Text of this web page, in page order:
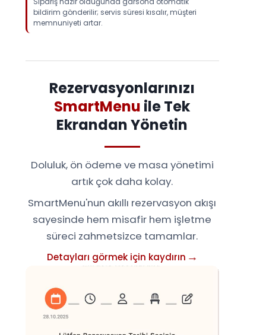
bildirim gönderilir; servis süresi kısalır, müşteri
memnuniyeti artar.
Rezervasyonlarınızı
SmartMenu ile Tek
Ekrandan Yönetin
Doluluk, ön ödeme ve masa yönetimi
artık çok daha kolay.
SmartMenu'nun akıllı rezervasyon akışı
sayesinde hem misafir hem işletme
süreci zahmetsizce tamamlar.
Detayları görmek için kaydırın